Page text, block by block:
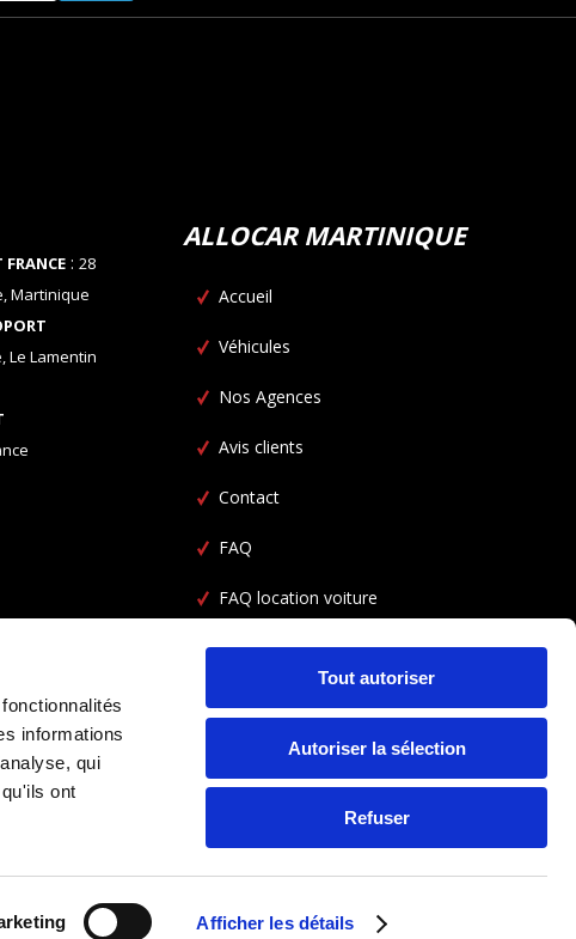
informations
qui
ont
Afficher les détails
Tout autoriser
Autoriser la sélection
Refuser
: 28
Martinique
Le Lamentin
ALLOCAR MARTINIQUE
Accueil
Véhicules
Nos Agences
Avis clients
Contact
FAQ
FAQ location voiture
CGV
SUIVEZ NOUS